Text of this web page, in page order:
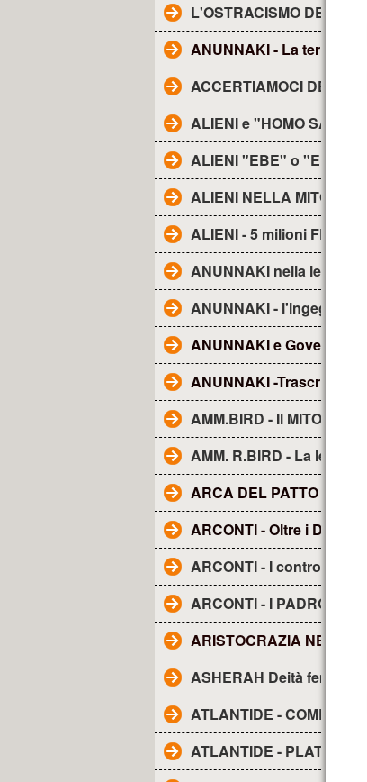
L'OSTRACISMO DEI TG
ANUNNAKI - La terra
ACCERTIAMOCI DELLE
ALIENI e "HOMO
ALIENI "EBE" o
ALIENI NELLA MITOLOGIA
ALIENI - 5 milioni FRA NOI
ANUNNAKI nella lett.
ANUNNAKI - l'ingegneria
ANUNNAKI e Governo
ANUNNAKI -Trascrizione
AMM.BIRD - Il MITO della
AMM. R.BIRD - La
ARCA DEL PATTO O
ARCONTI - Oltre i
ARCONTI - I controllori
ARCONTI - I PADRONI
ARISTOCRAZIA NERA.
ASHERAH Deità femminile
ATLANTIDE - COME I RE
ATLANTIDE - PLATONE